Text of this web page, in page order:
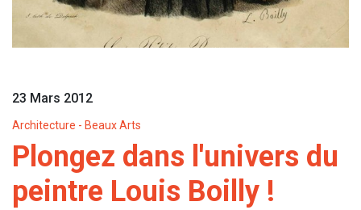
23 Mars 2012
Architecture - Beaux Arts
Plongez dans l'univers du
peintre Louis Boilly !